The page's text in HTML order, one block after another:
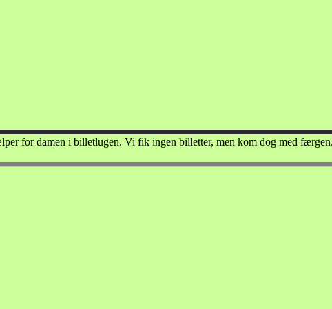
for damen i billetlugen. Vi fik ingen billetter, men kom dog med